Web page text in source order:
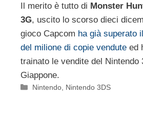
Il merito è tutto di Monster
3G, uscito lo scorso dieci
gioco Capcom ha già superato
del milione di copie vendute ed
trainato le vendite del Nintendo
Giappone.
Categorie
Nintendo Nintendo 3DS